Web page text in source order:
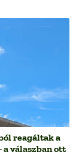
reagáltak a
válaszban ott